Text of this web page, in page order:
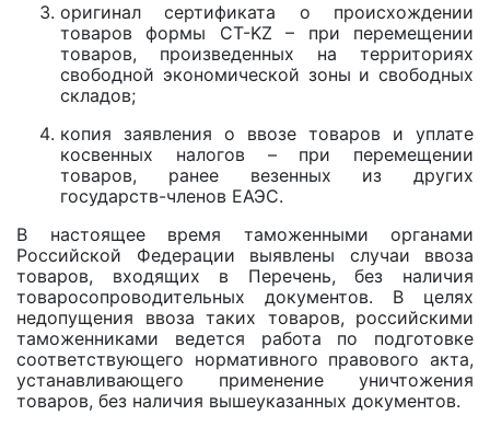
оригинал сертификата о происхождении
товаров формы СТ-KZ – при перемещении
товаров, произведенных на территориях
свободной экономической зоны и свободных
складов;
копия заявления о ввозе товаров и уплате
косвенных налогов – при перемещении
товаров, ранее везенных из других
государств-членов ЕАЭС.
В настоящее время таможенными органами
Российской Федерации выявлены случаи ввоза
товаров, входящих в Перечень, без наличия
товаросопроводительных документов. В целях
недопущения ввоза таких товаров, российскими
таможенниками ведется работа по подготовке
соответствующего нормативного правового акта,
устанавливающего применение уничтожения
товаров, без наличия вышеуказанных документов.